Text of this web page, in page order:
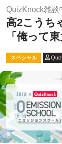
QuizKnock雑談
高2こうち
「俺って
スペシャル